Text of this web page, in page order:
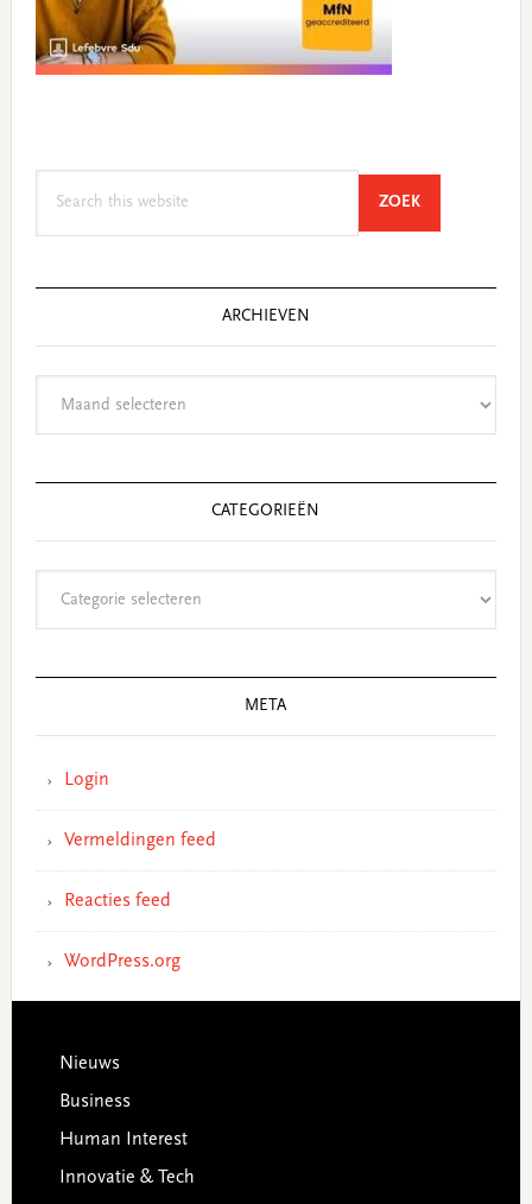
ZOEKSEARCH
ARCHIEVEN
CATEGORIEËN
META
Login
Vermeldingen feed
Reacties feed
WordPress.org
Footer
Nieuws
Business
Human Interest
Innovatie & Tech